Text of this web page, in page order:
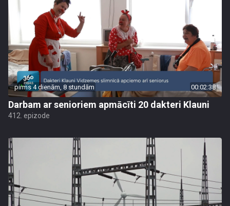
pirms 4 dienām, 8 stundām 00:02:38
Darbam ar senioriem apmācīti 20 dakteri Klauni
412. epizode